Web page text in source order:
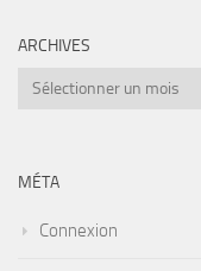
ARCHIVES
Archives
MÉTA
Connexion